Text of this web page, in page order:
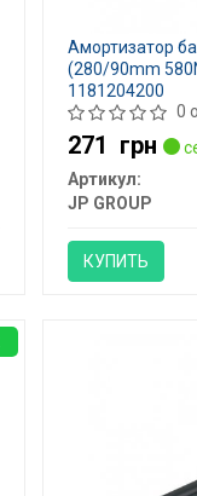
Амортизатор
(280/90mm
1181204200
0
271 грн
Артикул:
JP GROUP
КУПИТЬ